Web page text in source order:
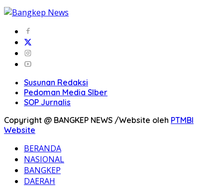
Susunan Redaksi
Pedoman Media SIber
SOP Jurnalis
Copyright @ BANGKEP NEWS /Website oleh PTMBI
Website
BERANDA
NASIONAL
BANGKEP
DAERAH